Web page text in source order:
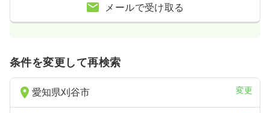
メールで受け取る
条件を変更して再検索
愛知県刈谷市 変更